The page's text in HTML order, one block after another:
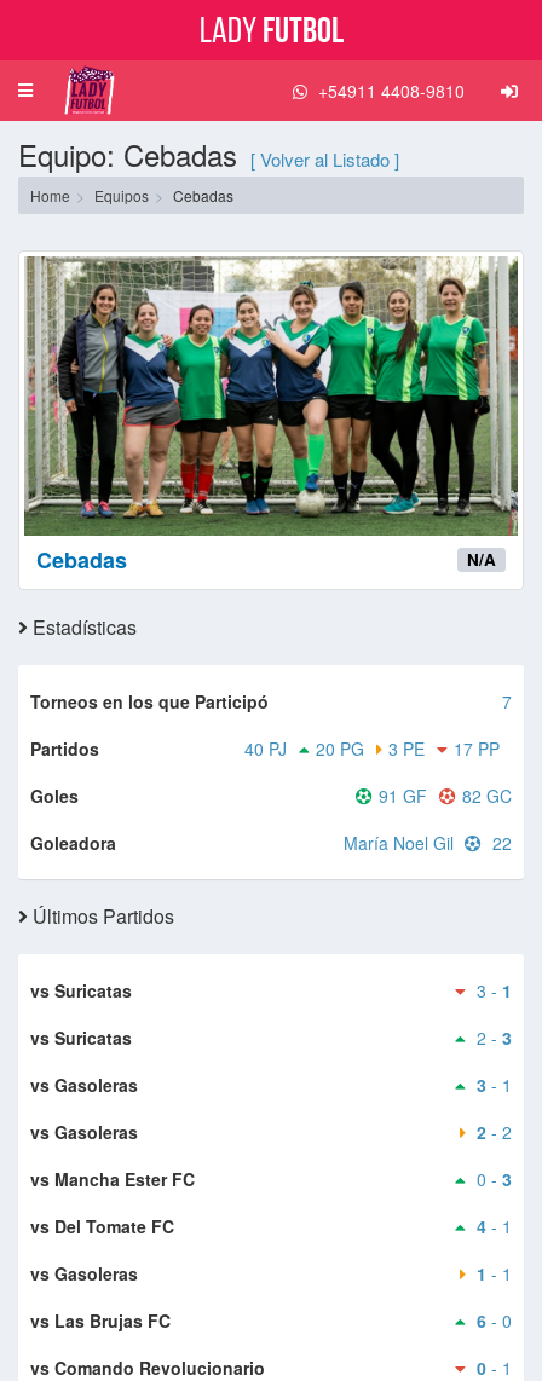
Lady Futbol
Toggle
navigation
+54911 4408-9810
Equipo: Cebadas [ Volver al Listado ]
Home Equipos Cebadas
Cebadas N/A
Estadísticas
Torneos en los que Participó
7
Partidos
17 PP
3 PE
20 PG
40 PJ
Goles
82 GC
91 GF
Goleadora
María Noel Gil 22
Últimos Partidos
vs Suricatas 3 - 1
vs Suricatas
2 - 3
vs Gasoleras
3 - 1
vs Gasoleras
2 - 2
vs Mancha Ester FC
0 - 3
vs Del Tomate FC
4 - 1
vs Gasoleras
1 - 1
vs Las Brujas FC
6 - 0
vs Comando Revolucionario
0 - 1